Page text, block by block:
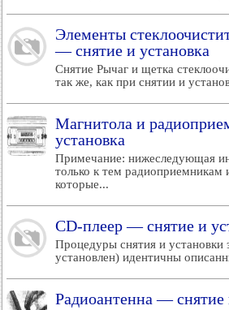
Элементы
— снятие и установка
Снятие Рычаг и щетка
так же, как при снятии и
Магнитола и
установка
Примечание: нижеследующая
только к тем радиоприемникам
которые...
CD-плеер — снятие и
Процедуры снятия и установки
установлен) идентичны
Радиоантенна — снятие